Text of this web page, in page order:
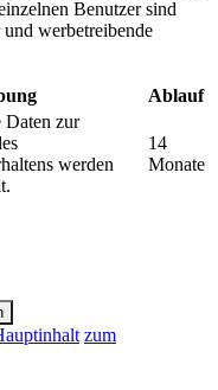
Benutzer sind
werbetreibende
Ablauf
Daten zur
werden
14
Monate
zum